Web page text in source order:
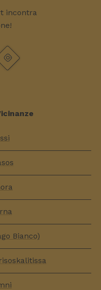
incontra
Bianco)